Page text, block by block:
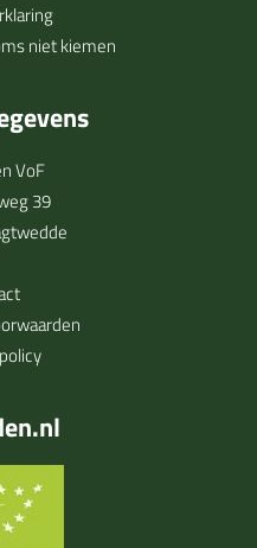
niet kiemen
VoF
39